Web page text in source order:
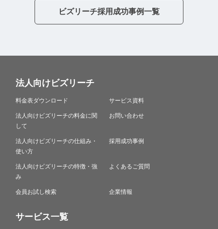
ビズリーチ採用成功事例一覧
法人向けビズリーチ
料金表ダウンロード
法人向けビズリーチの料金に関
して
法人向けビズリーチの仕組み・
使い方
法人向けビズリーチの特徴・強
み
会員お試し検索
サービス資料
お問い合わせ
採用成功事例
よくあるご質問
企業情報
サービス一覧